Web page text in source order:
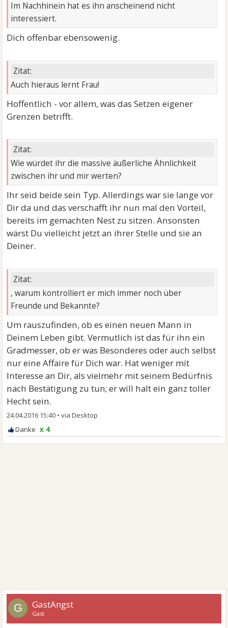
Im Nachhinein hat es ihn anscheinend nicht
interessiert.
Dich offenbar ebensowenig.
Zitat:
Auch hieraus lernt Frau!
Hoffentlich - vor allem, was das Setzen eigener
Grenzen betrifft.
Zitat:
Wie würdet ihr die massive äußerliche Ähnlichkeit
zwischen ihr und mir werten?
Ihr seid beide sein Typ. Allerdings war sie lange vor
Dir da und das verschafft ihr nun mal den Vorteil,
bereits im gemachten Nest zu sitzen. Ansonsten
wärst Du vielleicht jetzt an ihrer Stelle und sie an
Deiner.
Zitat:
, warum kontrolliert er mich immer noch über
Freunde und Bekannte?
Um rauszufinden, ob es einen neuen Mann in
Deinem Leben gibt. Vermutlich ist das für ihn ein
Gradmesser, ob er was Besonderes oder auch selbst
nur eine Affaire für Dich war. Hat weniger mit
Interesse an Dir, als vielmehr mit seinem Bedürfnis
nach Bestätigung zu tun; er will halt ein ganz toller
Hecht sein.
24.04.2016 15:40 •
x 4
G GastAngst
Gast